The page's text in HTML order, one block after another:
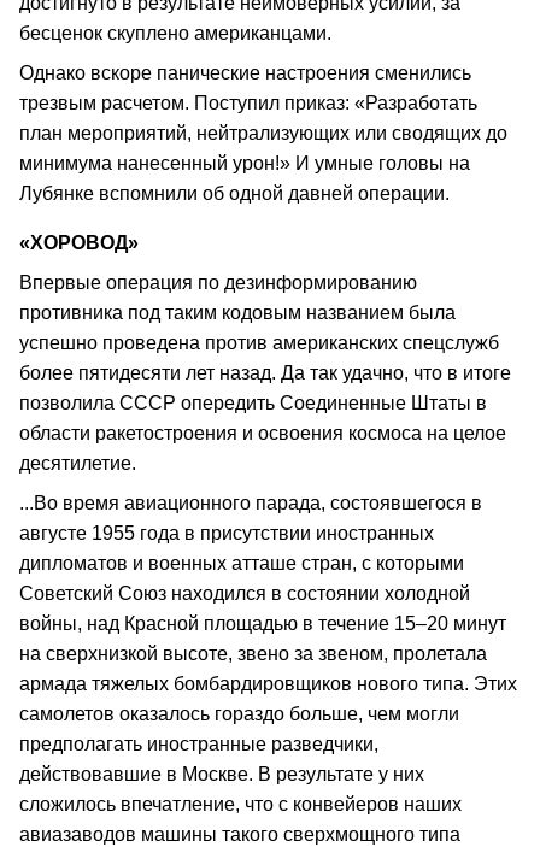
бесценок скуплено американцами.
Однако вскоре панические настроения сменились
трезвым расчетом. Поступил приказ: «Разработать
план мероприятий, нейтрализующих или сводящих до
минимума нанесенный урон!» И умные головы на
Лубянке вспомнили об одной давней операции.
«ХОРОВОД»
Впервые операция по дезинформированию
противника под таким кодовым названием была
успешно проведена против американских спецслужб
более пятидесяти лет назад. Да так удачно, что в итоге
позволила СССР опередить Соединенные Штаты в
области ракетостроения и освоения космоса на целое
десятилетие.
...Во время авиационного парада, состоявшегося в
августе 1955 года в присутствии иностранных
дипломатов и военных атташе стран, с которыми
Советский Союз находился в состоянии холодной
войны, над Красной площадью в течение 15–20 минут
на сверхнизкой высоте, звено за звеном, пролетала
армада тяжелых бомбардировщиков нового типа. Этих
самолетов оказалось гораздо больше, чем могли
предполагать иностранные разведчики,
действовавшие в Москве. В результате у них
сложилось впечатление, что с конвейеров наших
авиазаводов машины такого сверхмощного типа